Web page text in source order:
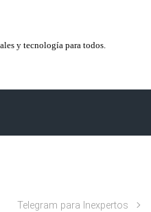
y tecnología para todos.
Telegram para Inexpertos